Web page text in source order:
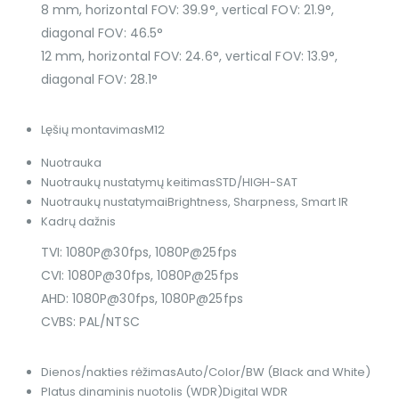
8 mm, horizontal FOV: 39.9°, vertical FOV: 21.9°,
diagonal FOV: 46.5°
12 mm, horizontal FOV: 24.6°, vertical FOV: 13.9°,
diagonal FOV: 28.1°
Lęšių montavimasM12
Nuotrauka
Nuotraukų nustatymų keitimasSTD/HIGH-SAT
Nuotraukų nustatymaiBrightness, Sharpness, Smart IR
Kadrų dažnis
TVI: 1080P@30fps, 1080P@25fps
CVI: 1080P@30fps, 1080P@25fps
AHD: 1080P@30fps, 1080P@25fps
CVBS: PAL/NTSC
Dienos/nakties rėžimasAuto/Color/BW (Black and White)
Platus dinaminis nuotolis (WDR)Digital WDR